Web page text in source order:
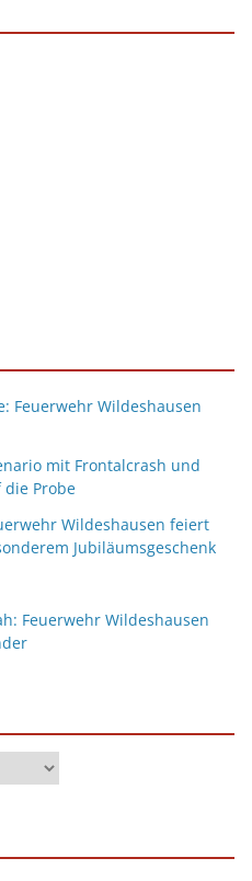
Feuerwehr Wildeshausen
mit Frontalcrash und
Probe
Wildeshausen feiert
Jubiläumsgeschenk
Feuerwehr Wildeshausen